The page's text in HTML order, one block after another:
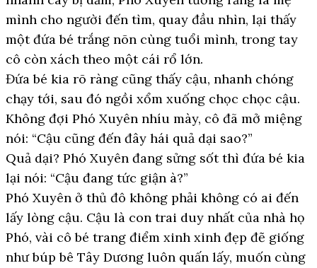
mình cho người đến tìm, quay đầu nhìn, lại thấy
một đứa bé trắng nõn cùng tuổi mình, trong tay
cô còn xách theo một cái rổ lớn.
Đứa bé kia rõ ràng cũng thấy cậu, nhanh chóng
chạy tới, sau đó ngồi xổm xuống chọc chọc cậu.
Không đợi Phó Xuyên nhíu mày, cô đã mở miệng
nói: “Cậu cũng đến đây hái quả dại sao?”
Quả dại? Phó Xuyên đang sửng sốt thì đứa bé kia
lại nói: “Cậu đang tức giận à?”
Phó Xuyên ở thủ đô không phải không có ai đến
lấy lòng cậu. Cậu là con trai duy nhất của nhà họ
Phó, vài cô bé trang điểm xinh xinh đẹp đẽ giống
như búp bê Tây Dương luôn quấn lấy, muốn cùng